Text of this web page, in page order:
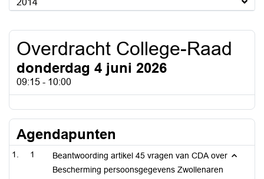
2014
Overdracht College-Raad
donderdag 4 juni 2026
09:15 - 10:00
Agendapunten
1
Beantwoording artikel 45 vragen van CDA over
Bescherming persoonsgegevens Zwollenaren